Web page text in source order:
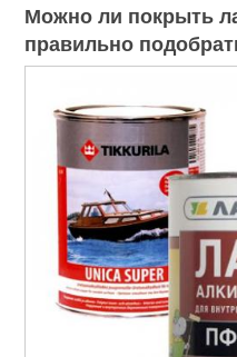
Можно ли покрыть
правильно